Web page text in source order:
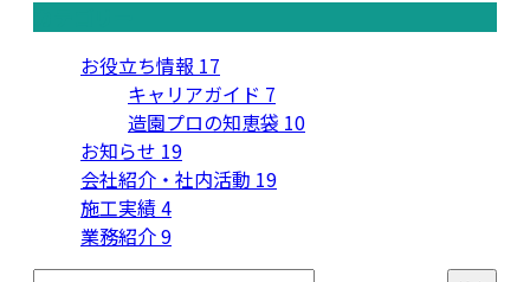
お役立ち情報 17
キャリアガイド 7
造園プロの知恵袋 10
お知らせ 19
会社紹介・社内活動 19
施工実績4
業務紹介9